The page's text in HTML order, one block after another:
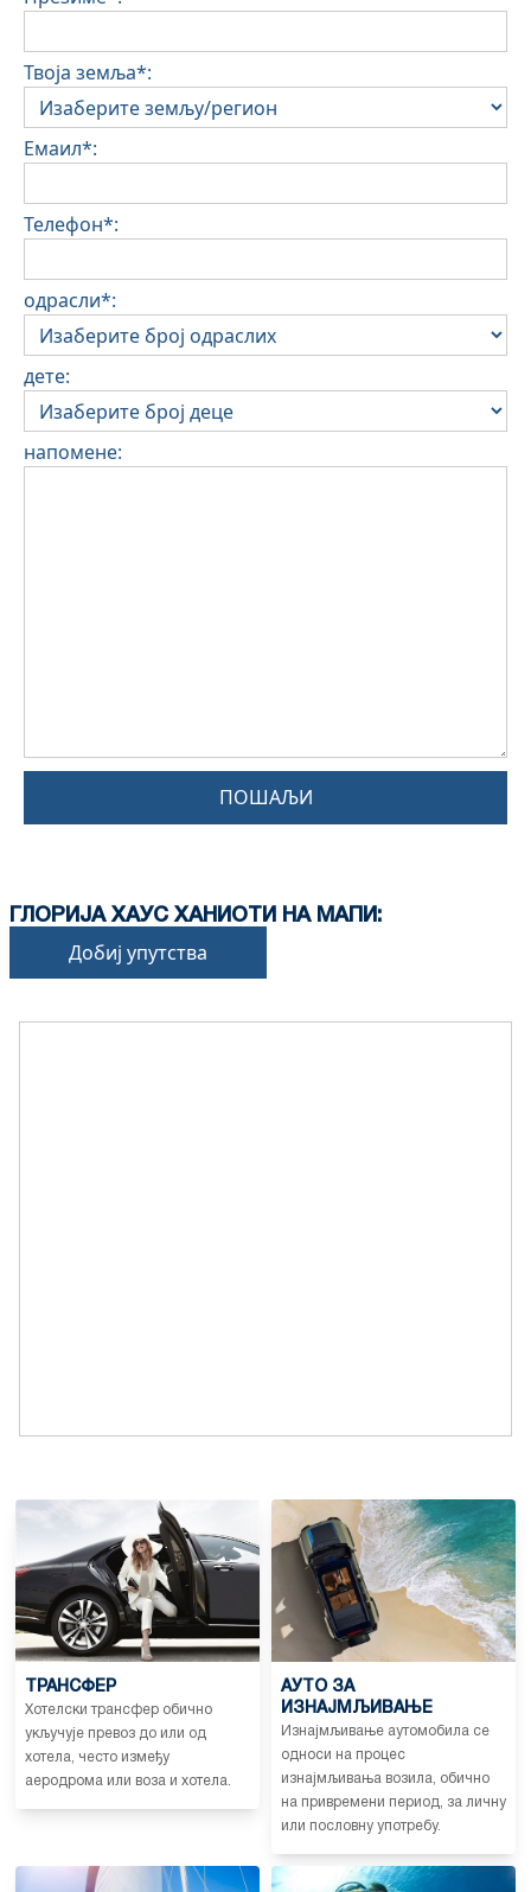
Твоја земља*:
Емаил*:
Телефон*:
одрасли*:
дете:
напомене:
ПОШАЉИ
ГЛОРИЈА ХАУС ХАНИОТИ НА МАПИ:
Добиј упутства
ТРАНСФЕР
Хотелски трансфер обично
укључује превоз до или од
хотела, често између
аеродрома или воза и хотела.
АУТО ЗА
ИЗНАЈМЉИВАЊЕ
Изнајмљивање аутомобила се
односи на процес
изнајмљивања возила, обично
на привремени период, за личну
или пословну употребу.